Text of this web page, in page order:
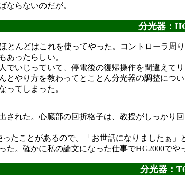
ならないのだが。
分光器：
んどはこれを使ってやった。コントローラ周
あったらしい。
でいじっていて、停電後の復帰操作を間違えて
とやり方を教わってとことん分光器の調整に
ってしまった。
れた。心臓部の回折格子は、教授がしっかり
たことがあるので、「お世話になりましたぁ
た。確かに私の論文になった仕事でHG2000で
分光器：